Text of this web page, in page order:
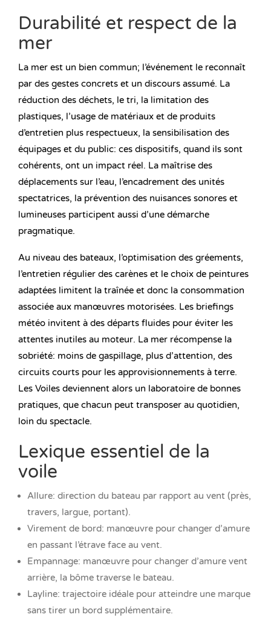
Durabilité et respect de la
mer
La mer est un bien commun; l’événement le reconnaît
par des gestes concrets et un discours assumé. La
réduction des déchets, le tri, la limitation des
plastiques, l’usage de matériaux et de produits
d’entretien plus respectueux, la sensibilisation des
équipages et du public: ces dispositifs, quand ils sont
cohérents, ont un impact réel. La maîtrise des
déplacements sur l’eau, l’encadrement des unités
spectatrices, la prévention des nuisances sonores et
lumineuses participent aussi d’une démarche
pragmatique.
Au niveau des bateaux, l’optimisation des gréements,
l’entretien régulier des carènes et le choix de peintures
adaptées limitent la traînée et donc la consommation
associée aux manœuvres motorisées. Les briefings
météo invitent à des départs fluides pour éviter les
attentes inutiles au moteur. La mer récompense la
sobriété: moins de gaspillage, plus d’attention, des
circuits courts pour les approvisionnements à terre.
Les Voiles deviennent alors un laboratoire de bonnes
pratiques, que chacun peut transposer au quotidien,
loin du spectacle.
Lexique essentiel de la
voile
Allure: direction du bateau par rapport au vent (près,
travers, largue, portant).
Virement de bord: manœuvre pour changer d’amure
en passant l’étrave face au vent.
Empannage: manœuvre pour changer d’amure vent
arrière, la bôme traverse le bateau.
Layline: trajectoire idéale pour atteindre une marque
sans tirer un bord supplémentaire.